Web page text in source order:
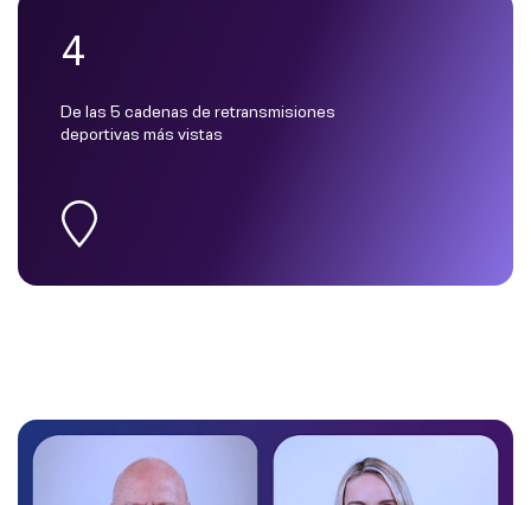
4
De las 5 cadenas de retransmisiones
deportivas más vistas